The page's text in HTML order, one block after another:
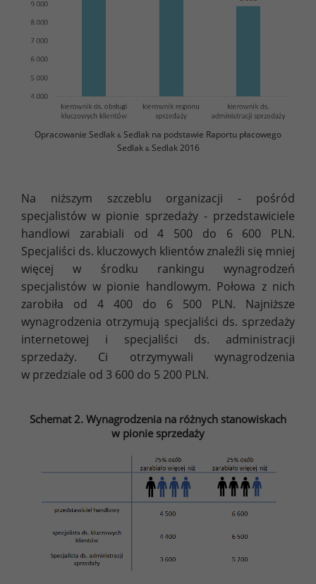
Opracowanie Sedlak & Sedlak na podstawie Raportu płacowego
Sedlak &Sedlak 2016
Na niższym szczeblu organizacji - pośród
specjalistów w pionie sprzedaży - przedstawiciele
handlowi zarabiali od 4 500 do 6 600 PLN.
Specjaliści ds. kluczowych klientów znaleźli się mniej
więcej w środku rankingu wynagrodzeń
specjalistów w pionie handlowym. Połowa z nich
zarobiła od 4 400 do 6 500 PLN. Najniższe
wynagrodzenia otrzymują specjaliści ds. sprzedaży
internetowej i specjaliści ds. administracji
sprzedaży. Ci otrzymywali wynagrodzenia
w przedziale od 3 600 do 5 200 PLN.
Schemat 2. Wynagrodzenia na różnych stanowiskach
w pionie sprzedaży